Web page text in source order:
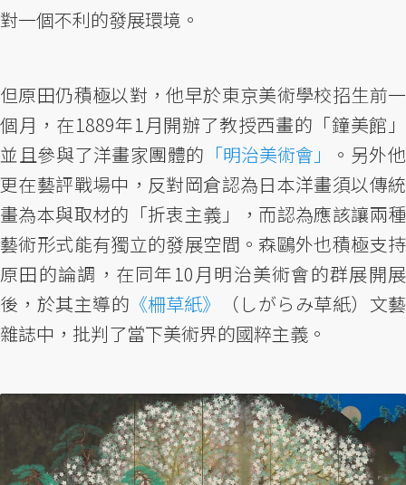
對一個不利的發展環境。
但原田仍積極以對，他早於東京美術學校招生前一
個月，在1889年1月開辦了教授西畫的「鐘美館」
並且參與了洋畫家團體的 「明治美術會」
。另外他
更在藝評戰場中，反對岡倉認為日本洋畫須以傳統
畫為本與取材的「折衷主義」，而認為應該讓兩種
藝術形式能有獨立的發展空間。森鷗外也積極支持
原田的論調，在同年10月明治美術會的群展開展
後，於其主導的 《柵草紙》
（しがらみ草紙）文藝
雜誌中，批判了當下美術界的國粹主義。